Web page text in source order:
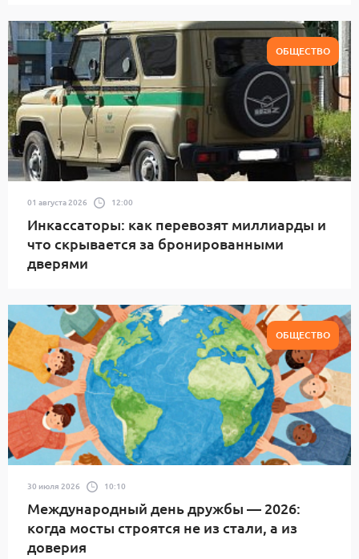
ОБЩЕСТВО
01 августа 2026 12:00
Инкассаторы: как перевозят миллиарды и
что скрывается за бронированными
дверями
ОБЩЕСТВО
30 июля 2026 10:10
Международный день дружбы — 2026:
когда мосты строятся не из стали, а из
доверия